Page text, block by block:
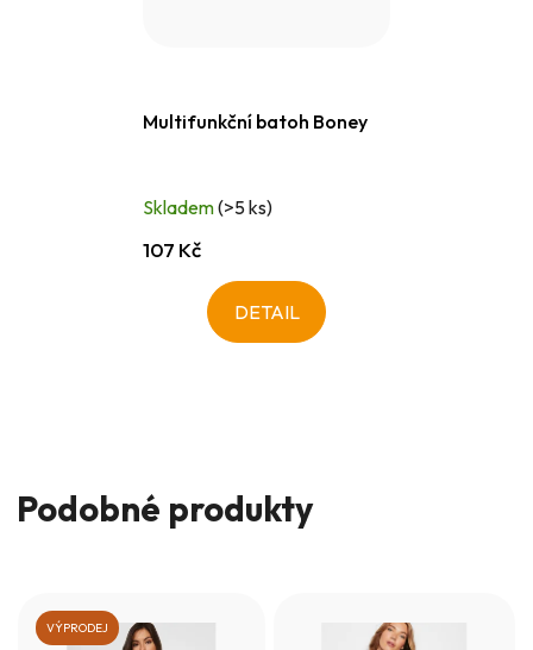
Multifunkční batoh Boney
Skladem(>5 ks)
107 Kč
DETAIL
Podobné produkty
VÝPRODEJ